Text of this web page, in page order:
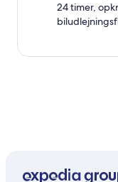
24 timer,